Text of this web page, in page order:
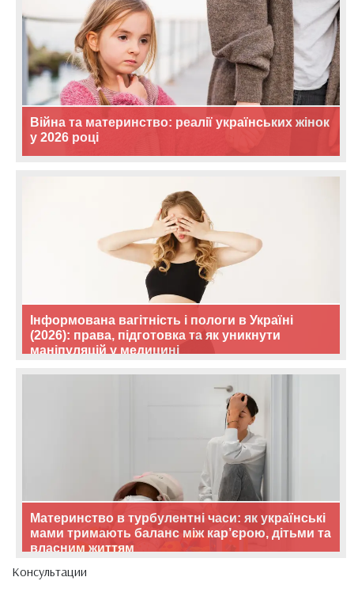
Війна та материнство: реалії українських жінок
у 2026 році
Інформована вагітність і пологи в Україні
(2026): права, підготовка та як уникнути
маніпуляцій у медицині
Материнство в турбулентні часи: як українські
мами тримають баланс між кар’єрою, дітьми та
власним життям
Консультации